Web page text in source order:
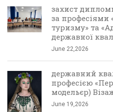
захист
за професіями
туризму» та
державної
June 22,2026
державний
професією
модельєр)
June 19,2026